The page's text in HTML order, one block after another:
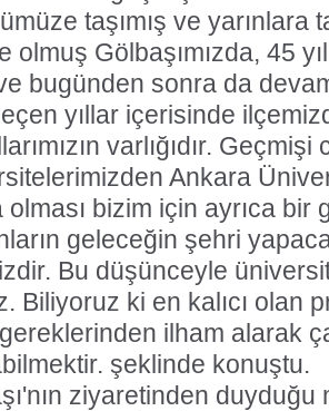
taşımış ve yarınlara
olmuş Gölbaşımızda, 45
bugünden sonra da
yıllar içerisinde
varlığıdır.
Ankara
bizim için ayrıca bir
geleceğin şehri
Bu düşünceyle
Biliyoruz ki en kalıcı olan
gereklerinden ilham alarak
şeklinde konuştu.
ziyaretinden duyduğu